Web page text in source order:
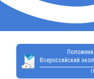
Всероссийский